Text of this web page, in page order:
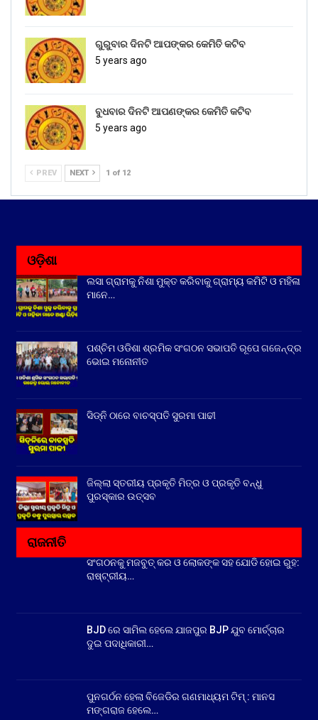
ଗୁରୁବାର ଦିନଟି ଆପଙ୍କର କେମିତି କଟିବ
5 years ago
ବୁଧବାର ଦିନଟି ଆପଣଙ୍କର କେମିତି କଟିବ
5 years ago
PREV NEXT 1 of 12
ଓଡ଼ିଶା
ଲସା ଗ୍ରାମକୁ ନିଶା ମୁକ୍ତ କରିବାକୁ ଗ୍ରାମ୍ୟ କମିଟି ଓ ମହିଳା
ମାନେ…
ପଶ୍ଚିମ ଓଡିଶା ଶ୍ରମିକ ସଂଗଠନ ସଭାପତି ରୂପେ ଗଜେନ୍ଦ୍ର
ଭୋଇ ମନୋନୀତ
ସିଡ୍‌ନି ଠାରେ ବାଚସ୍ପତି ସୁରମା ପାଢୀ
ଜିଲ୍ଲା ସ୍ତରୀୟ ପ୍ରକୃତି ମିତ୍ର ଓ ପ୍ରକୃତି ବନ୍ଧୁ
ପୁରସ୍କାର ଉତ୍ସବ
ରାଜନୀତି
ସଂଗଠନକୁ ମଜବୁତ୍ କର ଓ ଲୋକଙ୍କ ସହ ଯୋଡି ହୋଇ ରୁହ:
ରାଷ୍ଟ୍ରୀୟ…
BJD ରେ ସାମିଲ ହେଲେ ଯାଜପୁର BJP ଯୁବ ମୋର୍ଚ୍ଚାର
ଦୁଇ ପଦାଧିକାରୀ…
ପୁନଗର୍ଠନ ହେଲା ବିଜେଡିର ଗଣମାଧ୍ୟମ ଟିମ୍ : ମାନସ
ମଙ୍ଗରାଜ ହେଲେ…